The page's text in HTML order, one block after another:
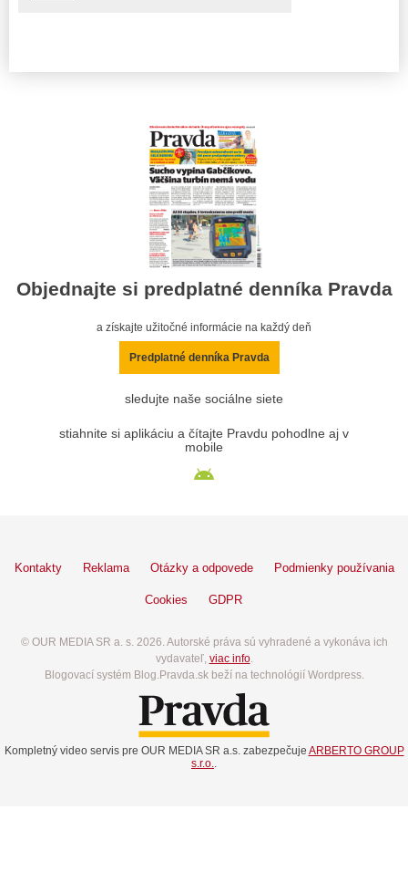
Objednajte si predplatné denníka Pravda
a získajte užitočné informácie na každý deň
Predplatné denníka Pravda
sledujte naše sociálne siete
stiahnite si aplikáciu a čítajte Pravdu pohodlne aj v
mobile
Kontakty Reklama Otázky a odpovede Podmienky používania
Cookies GDPR
© OUR MEDIA SR a. s. 2026. Autorské práva sú vyhradené a vykonáva ich
vydavateľ, viac info.
Blogovací systém Blog.Pravda.sk beží na technológií Wordpress.
Kompletný video servis pre OUR MEDIA SR a.s. zabezpečuje ARBERTO GROUP
s.r.o..